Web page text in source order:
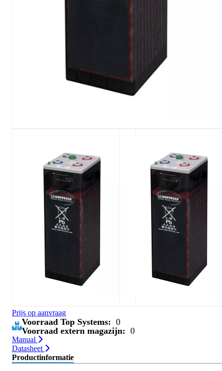
Prijs op aanvraag
Voorraad Top Systems: 0
Voorraad extern magazijn: 0
Manual
Datasheet
Productinformatie